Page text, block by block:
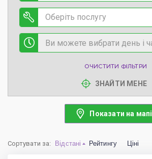
Оберіть послугу
ОЧИСТИТИ ФІЛЬТРИ
ЗНАЙТИ МЕНЕ
Показати на мапі
Сортувати за: Відстані Рейтингу Ціні